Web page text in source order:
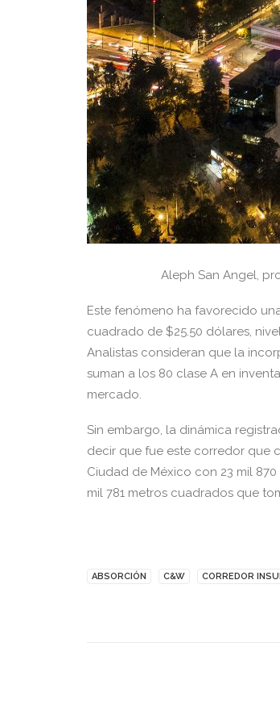
Aleph San Angel,
Este fenómeno ha favorecido
cuadrado de $25.50 dólares,
Analistas consideran que la
suman a los 80 clase A en
mercado.
Sin embargo, la dinámica
decir que fue este corredor que
Ciudad de México con 23 mil
mil 781 metros cuadrados que
ABSORCIÓN C&W CORREDOR